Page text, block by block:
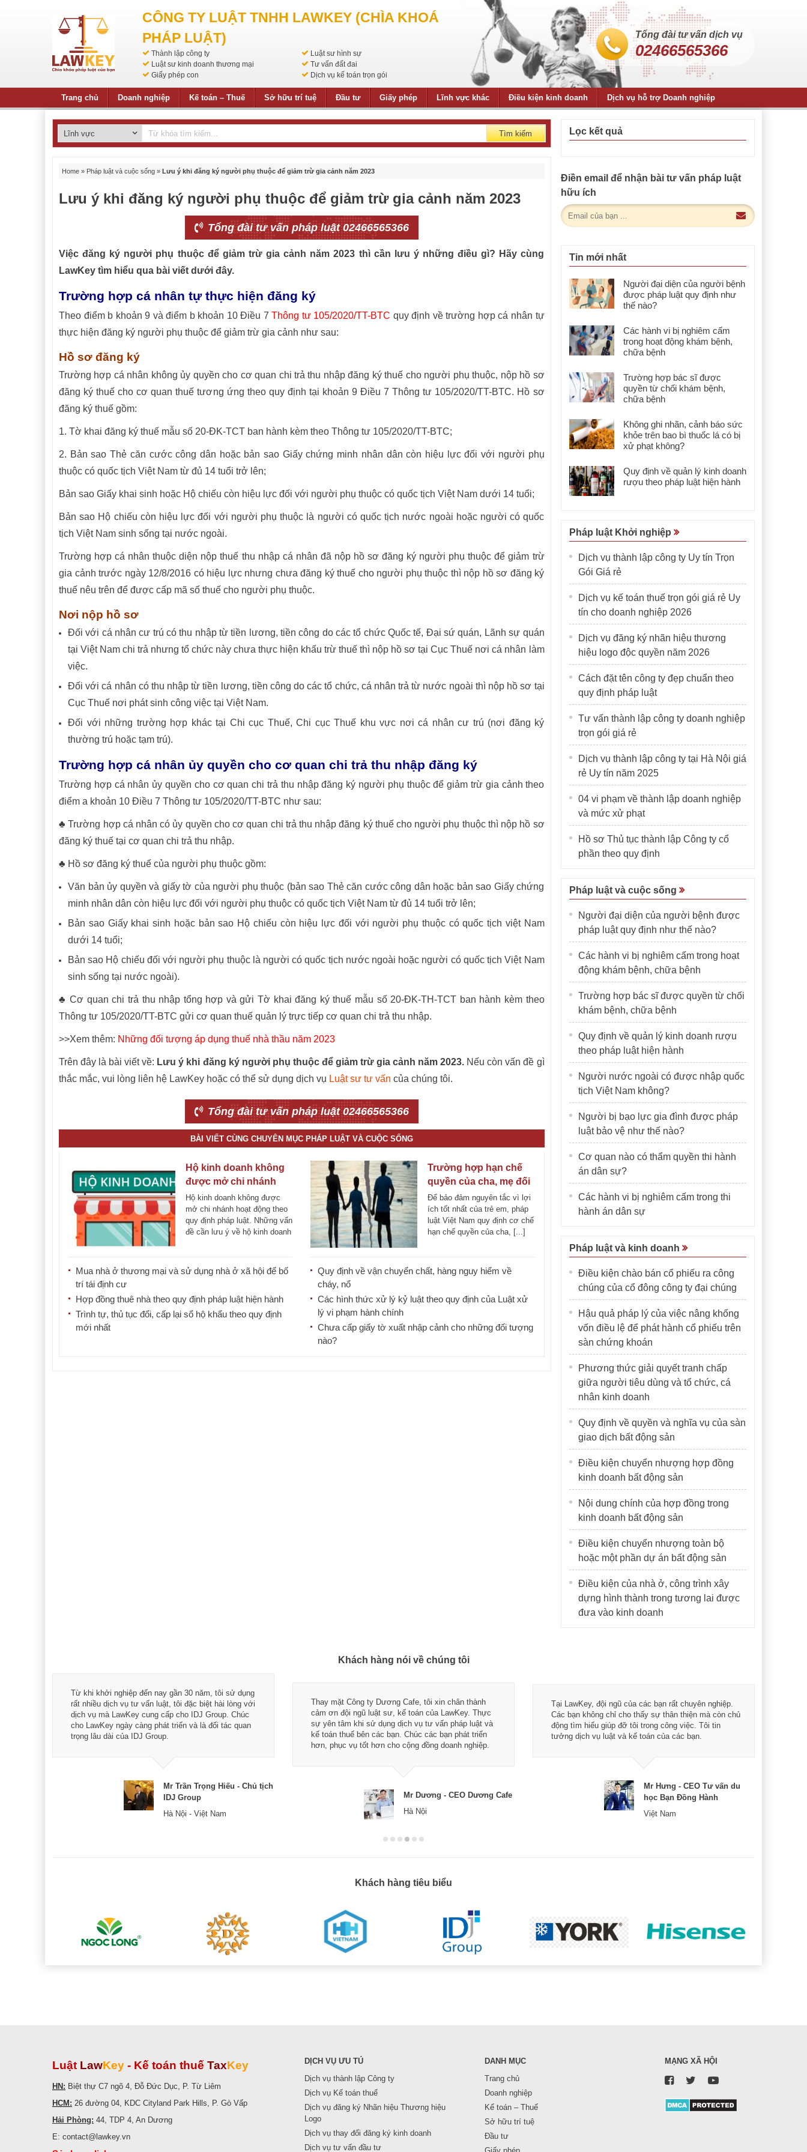
CÔNG TY LUẬT TNHH LAWKEY (CHÌA KHOÁ
PHÁP LUẬT)
Thành lập công ty
Luật sư hình sự
Luật sư kinh doanh thương mại
Tư vấn đất đai
Giấy phép con
Dịch vụ kế toán trọn gói
Tổng đài tư vấn dịch vụ
02466565366
Trang chủ Doanh nghiệp Kế toán – Thuế Sở hữu trí tuệ Đầu tư Giấy phép Lĩnh vực khác Điều kiện kinh doanh Dịch vụ hỗ trợ Doanh nghiệp
Tìm kiếm
Home » Pháp luật và cuộc sống » Lưu ý khi đăng ký người phụ thuộc để giảm trừ gia cảnh năm 2023
Lưu ý khi đăng ký người phụ thuộc để giảm trừ gia cảnh năm 2023
Tổng đài tư vấn pháp luật 02466565366
Việc đăng ký người phụ thuộc để giảm trừ gia cảnh năm 2023 thì cần lưu ý những điều gì? Hãy cùng
LawKey tìm hiểu qua bài viết dưới đây.
Trường hợp cá nhân tự thực hiện đăng ký
Theo điểm b khoản 9 và điểm b khoản 10 Điều 7Thông tư 105/2020/TT-BTC quy định về trường hợp cá nhân tự
thực hiện đăng ký người phụ thuộc để giảm trừ gia cảnh như sau:
Hồ sơ đăng ký
Trường hợp cá nhân không ủy quyền cho cơ quan chi trả thu nhập đăng ký thuế cho người phụ thuộc, nộp hồ sơ
đăng ký thuế cho cơ quan thuế tương ứng theo quy định tại khoản 9 Điều 7 Thông tư 105/2020/TT-BTC. Hồ sơ
đăng ký thuế gồm:
1. Tờ khai đăng ký thuế mẫu số 20-ĐK-TCT ban hành kèm theo Thông tư 105/2020/TT-BTC;
2. Bản sao Thẻ căn cước công dân hoặc bản sao Giấy chứng minh nhân dân còn hiệu lực đối với người phụ
thuộc có quốc tịch Việt Nam từ đủ 14 tuổi trở lên;
Bản sao Giấy khai sinh hoặc Hộ chiếu còn hiệu lực đối với người phụ thuộc có quốc tịch Việt Nam dưới 14 tuổi;
Bản sao Hộ chiếu còn hiệu lực đối với người phụ thuộc là người có quốc tịch nước ngoài hoặc người có quốc
tịch Việt Nam sinh sống tại nước ngoài.
Trường hợp cá nhân thuộc diện nộp thuế thu nhập cá nhân đã nộp hồ sơ đăng ký người phụ thuộc để giảm trừ
gia cảnh trước ngày 12/8/2016 có hiệu lực nhưng chưa đăng ký thuế cho người phụ thuộc thì nộp hồ sơ đăng ký
thuế nêu trên để được cấp mã số thuế cho người phụ thuộc.
Nơi nộp hồ sơ
Đối với cá nhân cư trú có thu nhập từ tiền lương, tiền công do các tổ chức Quốc tế, Đại sứ quán, Lãnh sự quán
tại Việt Nam chi trả nhưng tổ chức này chưa thực hiện khấu trừ thuế thì nộp hồ sơ tại Cục Thuế nơi cá nhân làm
việc.
Đối với cá nhân có thu nhập từ tiền lương, tiền công do các tổ chức, cá nhân trả từ nước ngoài thì nộp hồ sơ tại
Cục Thuế nơi phát sinh công việc tại Việt Nam.
Đối với những trường hợp khác tại Chi cục Thuế, Chi cục Thuế khu vực nơi cá nhân cư trú (nơi đăng ký
thường trú hoặc tạm trú).
Trường hợp cá nhân ủy quyền cho cơ quan chi trả thu nhập đăng ký
Trường hợp cá nhân ủy quyền cho cơ quan chi trả thu nhập đăng ký người phụ thuộc để giảm trừ gia cảnh theo
điểm a khoản 10 Điều 7 Thông tư 105/2020/TT-BTC như sau:
♣ Trường hợp cá nhân có ủy quyền cho cơ quan chi trả thu nhập đăng ký thuế cho người phụ thuộc thì nộp hồ sơ
đăng ký thuế tại cơ quan chi trả thu nhập.
♣ Hồ sơ đăng ký thuế của người phụ thuộc gồm:
Văn bản ủy quyền và giấy tờ của người phụ thuộc (bản sao Thẻ căn cước công dân hoặc bản sao Giấy chứng
minh nhân dân còn hiệu lực đối với người phụ thuộc có quốc tịch Việt Nam từ đủ 14 tuổi trở lên;
Bản sao Giấy khai sinh hoặc bản sao Hộ chiếu còn hiệu lực đối với người phụ thuộc có quốc tịch việt Nam
dưới 14 tuổi;
Bản sao Hộ chiếu đối với người phụ thuộc là người có quốc tịch nước ngoài hoặc người có quốc tịch Việt Nam
sinh sống tại nước ngoài).
♣ Cơ quan chi trả thu nhập tổng hợp và gửi Tờ khai đăng ký thuế mẫu số 20-ĐK-TH-TCT ban hành kèm theo
Thông tư 105/2020/TT-BTC gửi cơ quan thuế quản lý trực tiếp cơ quan chi trả thu nhập.
>>Xem thêm: Những đối tượng áp dụng thuế nhà thầu năm 2023
Trên đây là bài viết về: Lưu ý khi đăng ký người phụ thuộc để giảm trừ gia cảnh năm 2023. Nếu còn vấn đề gì
thắc mắc, vui lòng liên hệ LawKey hoặc có thể sử dụng dịch vụ Luật sư tư vấn của chúng tôi.
Tổng đài tư vấn pháp luật 02466565366
BÀI VIẾT CÙNG CHUYÊN MỤC PHÁP LUẬT VÀ CUỘC SỐNG
Hộ kinh doanh không
được mở chi nhánh
hoạt động
Hộ kinh doanh không được
mở chi nhánh hoạt động theo
quy định pháp luật. Những vấn
đề cần lưu ý về hộ kinh doanh
Mua nhà ở thương mại và sử dụng nhà ở xã hội để bố
trí tái định cư
Hợp đồng thuê nhà theo quy định pháp luật hiện hành
Trình tự, thủ tục đổi, cấp lại sổ hộ khẩu theo quy định
mới nhất
Trường hợp hạn chế
quyền của cha, mẹ đối
với con chưa thành
niên
Để bảo đảm nguyên tắc vì lợi
ích tốt nhất của trẻ em, pháp
luật Việt Nam quy định cơ chế
hạn chế quyền của cha, [...]
Quy định về vận chuyển chất, hàng nguy hiểm về
cháy, nổ
Các hình thức xử lý kỷ luật theo quy định của Luật xử
lý vi phạm hành chính
Chưa cấp giấy tờ xuất nhập cảnh cho những đối tượng
nào?
Lọc kết quả
Điền email để nhận bài tư vấn pháp luật
hữu ích
Tin mới nhất
Người đại diện của người bệnh
được pháp luật quy định như
thế nào?
Các hành vi bị nghiêm cấm
trong hoạt động khám bệnh,
chữa bệnh
Trường hợp bác sĩ được
quyền từ chối khám bệnh,
chữa bệnh
Không ghi nhãn, cảnh báo sức
khỏe trên bao bì thuốc lá có bị
xử phạt không?
Quy định về quản lý kinh doanh
rượu theo pháp luật hiện hành
Pháp luật Khởi nghiệp
Dịch vụ thành lập công ty Uy tín Trọn
Gói Giá rẻ
Dịch vụ kế toán thuế trọn gói giá rẻ Uy
tín cho doanh nghiệp 2026
Dịch vụ đăng ký nhãn hiệu thương
hiệu logo độc quyền năm 2026
Cách đặt tên công ty đẹp chuẩn theo
quy định pháp luật
Tư vấn thành lập công ty doanh nghiệp
trọn gói giá rẻ
Dịch vụ thành lập công ty tại Hà Nội giá
rẻ Uy tín năm 2025
04 vi phạm về thành lập doanh nghiệp
và mức xử phạt
Hồ sơ Thủ tục thành lập Công ty cổ
phần theo quy định
Pháp luật và cuộc sống
Người đại diện của người bệnh được
pháp luật quy định như thế nào?
Các hành vi bị nghiêm cấm trong hoạt
động khám bệnh, chữa bệnh
Trường hợp bác sĩ được quyền từ chối
khám bệnh, chữa bệnh
Quy định về quản lý kinh doanh rượu
theo pháp luật hiện hành
Người nước ngoài có được nhập quốc
tịch Việt Nam không?
Người bị bạo lực gia đình được pháp
luật bảo vệ như thế nào?
Cơ quan nào có thẩm quyền thi hành
án dân sự?
Các hành vi bị nghiêm cấm trong thi
hành án dân sự
Pháp luật và kinh doanh
Điều kiện chào bán cổ phiếu ra công
chúng của cổ đông công ty đại chúng
Hậu quả pháp lý của việc nâng khống
vốn điều lệ để phát hành cổ phiếu trên
sàn chứng khoán
Phương thức giải quyết tranh chấp
giữa người tiêu dùng và tổ chức, cá
nhân kinh doanh
Quy định về quyền và nghĩa vụ của sàn
giao dịch bất động sản
Điều kiện chuyển nhượng hợp đồng
kinh doanh bất động sản
Nội dung chính của hợp đồng trong
kinh doanh bất động sản
Điều kiện chuyển nhượng toàn bộ
hoặc một phần dự án bất động sản
Điều kiện của nhà ở, công trình xây
dựng hình thành trong tương lai được
đưa vào kinh doanh
Khách hàng nói về chúng tôi
Từ khi khởi nghiệp đến nay gần 30 năm, tôi sử dụng
rất nhiều dịch vụ tư vấn luật, tôi đặc biệt hài lòng với
dịch vụ mà LawKey cung cấp cho IDJ Group. Chúc
cho LawKey ngày càng phát triển và là đối tác quan
trọng lâu dài của IDJ Group.
Mr Trần Trọng Hiếu - Chủ tịch
IDJ Group
Hà Nội - Việt Nam
Thay mặt Công ty Dương Cafe, tôi xin chân thành
cảm ơn đội ngũ luật sư, kế toán của LawKey. Thực
sự yên tâm khi sử dụng dịch vụ tư vấn pháp luật và
kế toán thuế bên các bạn. Chúc các bạn phát triển
hơn, phục vụ tốt hơn cho cộng đồng doanh nghiệp.
Mr Dương - CEO Dương Cafe
Hà Nội
Tại LawKey, đội ngũ của các bạn rất chuyên nghiệp.
Các bạn không chỉ cho thấy sự thân thiện mà còn chủ
động tìm hiểu giúp đỡ tôi trong công việc. Tôi tin
tưởng dịch vụ luật và kế toán của các bạn.
Mr Hưng - CEO Tư vấn du
học Bạn Đồng Hành
Việt Nam
Khách hàng tiêu biểu
Luật LawKey - Kế toán thuế TaxKey
HN: Biệt thự C7 ngõ 4, Đỗ Đức Dục, P. Từ Liêm
HCM: 26 đường 04, KDC Cityland Park Hills, P. Gò Vấp
Hải Phòng: 44, TDP 4, An Dương
E: contact@lawkey.vn
DỊCH VỤ ƯU TÚ
Dịch vụ thành lập Công ty
Dịch vụ Kế toán thuế
Dịch vụ đăng ký Nhãn hiệu Thương hiệu
Logo
Dịch vụ thay đổi đăng ký kinh doanh
Dịch vụ tư vấn đầu tư
DANH MỤC
Trang chủ
Doanh nghiệp
Kế toán – Thuế
Sở hữu trí tuệ
Đầu tư
MẠNG XÃ HỘI